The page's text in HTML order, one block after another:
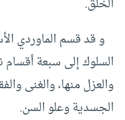
و قد قسم الماوردي
السلوك إلى سبعة أقسام
والعزل منها، والغنى
الجسدية وعلو السن.